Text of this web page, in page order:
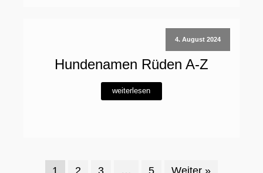
4. August 2024
Hundenamen Rüden A-Z
weiterlesen